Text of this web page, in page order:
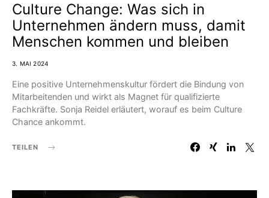
Culture Change: Was sich in
Unternehmen ändern muss, damit
Menschen kommen und bleiben
3. MAI 2024
Eine positive Unternehmenskultur fördert die Bindung von
Mitarbeitenden und wirkt als Magnet für qualifizierte
Fachkräfte. Sonja Reidel erläutert, worauf es beim Culture
Chance ankommt.
TEILEN